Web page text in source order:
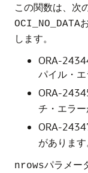
この関数は、次
OCI_NO_DATA
します。
ORA-
パイル・エ
ORA-
チ・エラー
ORA-
があります
nrowsパラメー